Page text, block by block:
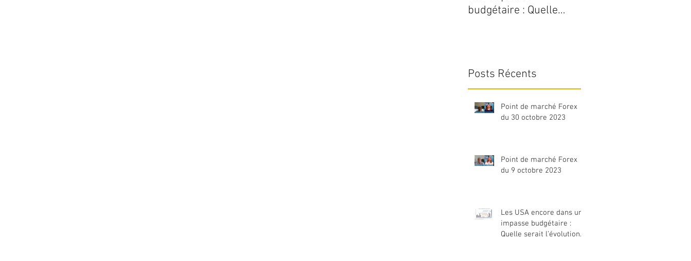
budgétaire : Quelle
Posts Récents
Point de marché Forex
du 30 octobre 2023
Point de marché Forex
du 9 octobre 2023
Les USA encore dans une
impasse budgétaire :
Quelle serait l’évolution